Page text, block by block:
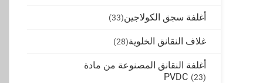
أغلفة سجق الكولاجين(33)
غلاف النقانق الخلوية(28)
أغلفة النقانق المصنوعة من مادة
PVDC (23)